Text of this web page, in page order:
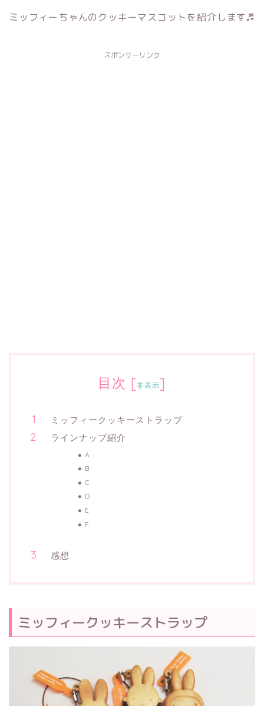
ミッフィーちゃんのクッキーマスコットを紹介します♬
スポンサーリンク
目次 [非表示]
ミッフィークッキーストラップ
ラインナップ紹介
A
B
C
D
E
F
感想
ミッフィークッキーストラップ